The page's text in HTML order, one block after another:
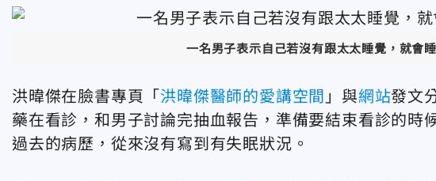
一名男子表示自己若沒有跟太太睡覺，就會
洪暐傑在臉書專頁「 洪暐傑醫師的愛講空間 」與網站發文
藥在看診，和男子討論完抽血報告，準備要結束看診的時
過去的病歷，從來沒有寫到有失眠狀況。